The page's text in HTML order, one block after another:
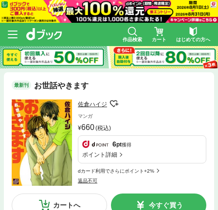
作品検索 カート はじめての方へ
最新刊 お世話やきます
佐倉ハイジ
マンガ
660(税込)
6pt獲得
ポイント詳細
dカード利用でさらにポイント+2%
返品不可
カートへ 今すぐ買う